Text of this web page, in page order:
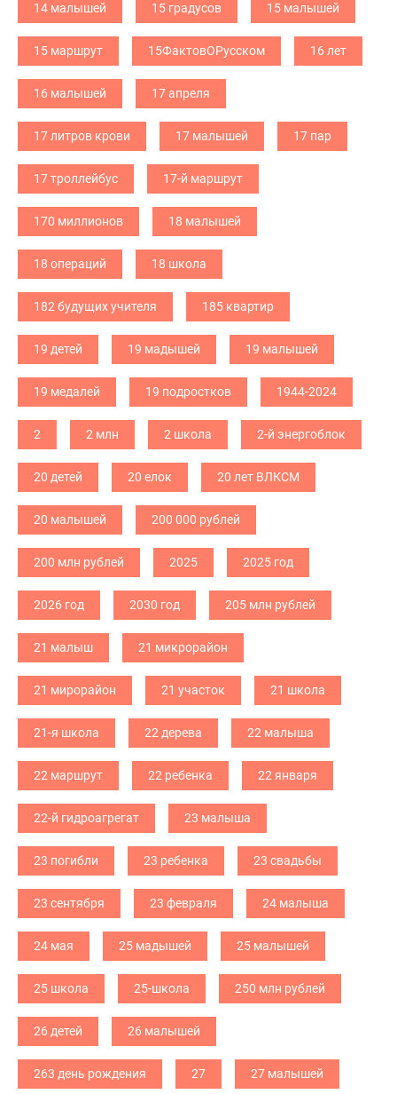
14 малышей 15 градусов 15 малышей
15 маршрут 15ФактовОРусском 16 лет
16 малышей 17 апреля
17 литров крови 17 малышей 17 пар
17 троллейбус 17-й маршрут
170 миллионов 18 малышей
18 операций 18 школа
182 будущих учителя 185 квартир
19 детей 19 мадышей 19 малышей
19 медалей 19 подростков 1944-2024
2 2 млн 2 школа 2-й энергоблок
20 детей 20 елок 20 лет ВЛКСМ
20 малышей 200 000 рублей
200 млн рублей 2025 2025 год
2026 год 2030 год 205 млн рублей
21 малыш 21 микрорайон
21 мирорайон 21 участок 21 школа
21-я школа 22 дерева 22 малыша
22 маршрут 22 ребенка 22 января
22-й гидроагрегат 23 малыша
23 погибли 23 ребенка 23 свадьбы
23 сентября 23 февраля 24 малыша
24 мая 25 мадышей 25 малышей
25 школа 25-школа 250 млн рублей
26 детей 26 малышей
263 день рождения 27 27 малышей